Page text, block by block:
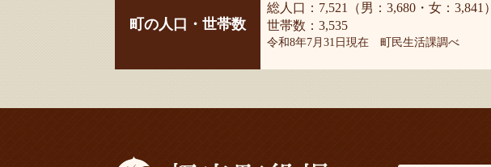
町の人口・世帯数
総人口：7,521（男：3,680・女：3,841）
世帯数：3,535
令和8年7月31日現在 町民生活課調べ